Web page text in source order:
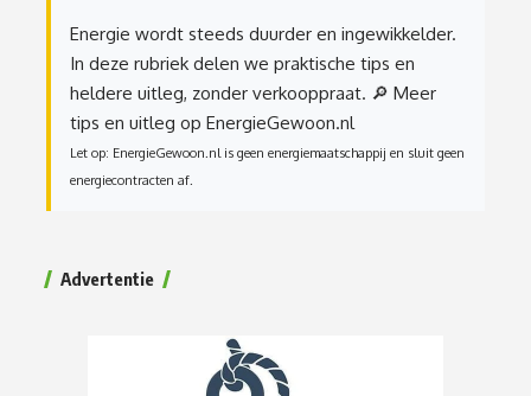
Energie wordt steeds duurder en ingewikkelder.
In deze rubriek delen we praktische tips en
heldere uitleg, zonder verkooppraat. 🔎 Meer
tips en uitleg op EnergieGewoon.nl
Let op: EnergieGewoon.nl is geen energiemaatschappij en sluit geen
energiecontracten af.
Advertentie